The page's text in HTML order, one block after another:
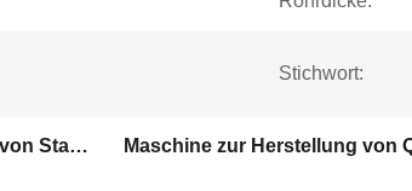
Stichwort:
Maschine zur Herstellung von Stahlrohren mit horizontaler Akkumulator